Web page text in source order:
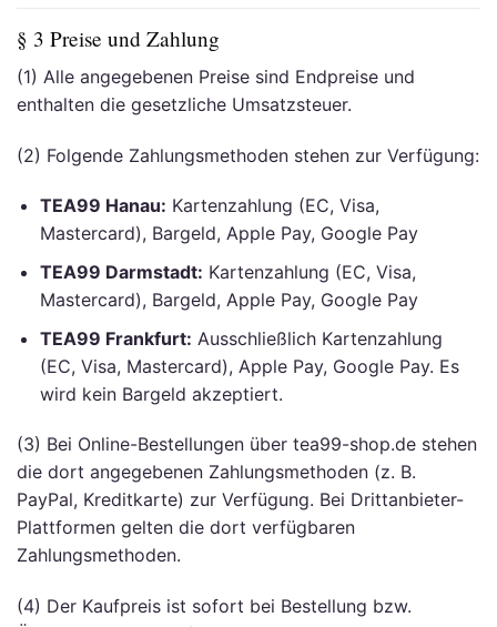
§ 3 Preise und Zahlung
(1) Alle angegebenen Preise sind Endpreise und
enthalten die gesetzliche Umsatzsteuer.
(2) Folgende Zahlungsmethoden stehen zur Verfügung:
TEA99 Hanau: Kartenzahlung (EC, Visa,
Mastercard), Bargeld, Apple Pay, Google Pay
TEA99 Darmstadt: Kartenzahlung (EC, Visa,
Mastercard), Bargeld, Apple Pay, Google Pay
TEA99 Frankfurt: Ausschließlich Kartenzahlung
(EC, Visa, Mastercard), Apple Pay, Google Pay. Es
wird kein Bargeld akzeptiert.
(3) Bei Online-Bestellungen über tea99-shop.de stehen
die dort angegebenen Zahlungsmethoden (z. B.
PayPal, Kreditkarte) zur Verfügung. Bei Drittanbieter-
Plattformen gelten die dort verfügbaren
Zahlungsmethoden.
(4) Der Kaufpreis ist sofort bei Bestellung bzw.